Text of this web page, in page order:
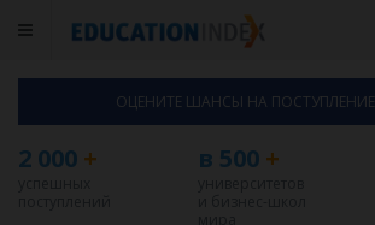
ОЦЕНИТЕ ШАНСЫ НА ПОСТУПЛЕНИЕ
2 000 + в 500 +